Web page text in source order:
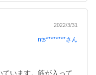
2022/3/31
nts********さん
ています。筋が入って